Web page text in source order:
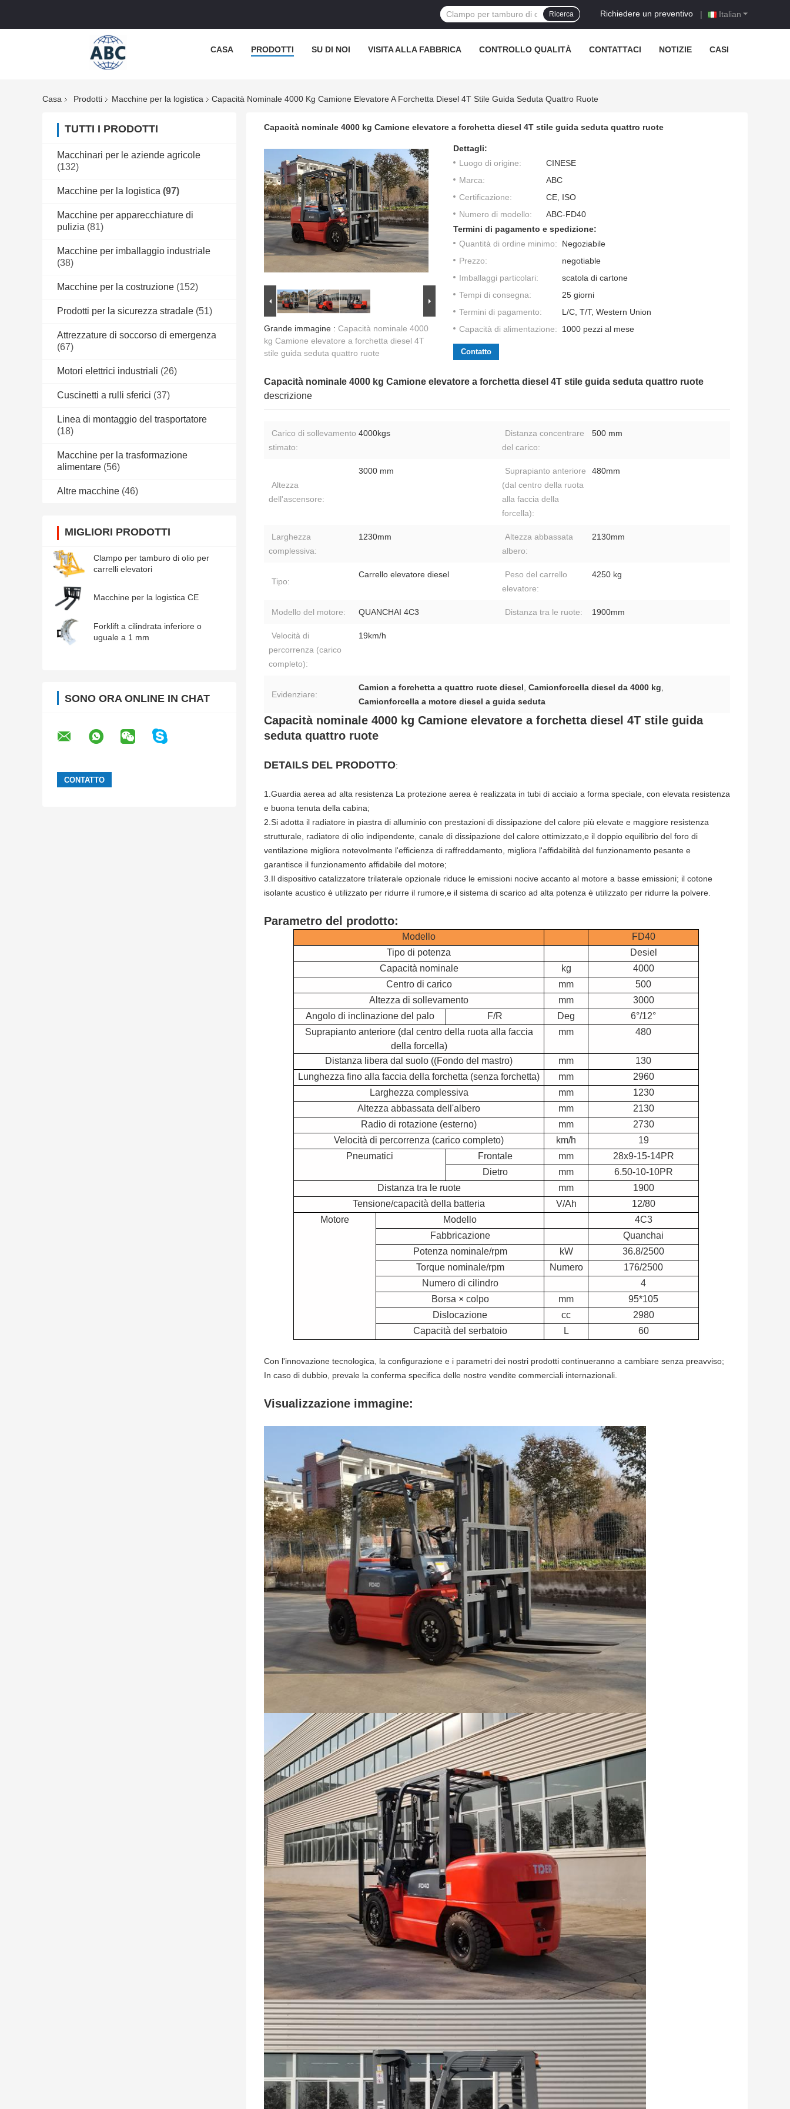
Italian
Richiedere un preventivo |
Ricerca
CASA PRODOTTI SU DI NOI VISITA ALLA FABBRICA CONTROLLO QUALITÀ CONTATTACI NOTIZIE CASI
Casa Prodotti Macchine per la logistica Capacità Nominale 4000 Kg Camione Elevatore A Forchetta Diesel 4T Stile Guida Seduta Quattro Ruote
TUTTI I PRODOTTI
Macchinari per le aziende agricole
(132)
Macchine per la logistica (97)
Macchine per apparecchiature di
pulizia (81)
Macchine per imballaggio industriale
(38)
Macchine per la costruzione (152)
Prodotti per la sicurezza stradale (51)
Attrezzature di soccorso di emergenza
(67)
Motori elettrici industriali (26)
Cuscinetti a rulli sferici (37)
Linea di montaggio del trasportatore
(18)
Macchine per la trasformazione
alimentare (56)
Altre macchine (46)
MIGLIORI PRODOTTI
Clampo per tamburo di olio per
carrelli elevatori
Macchine per la logistica CE
Forklift a cilindrata inferiore o
uguale a 1 mm
SONO ORA ONLINE IN CHAT
Capacità nominale 4000 kg Camione elevatore a forchetta diesel 4T stile guida seduta quattro ruote
Grande immagine : Capacità nominale 4000
kg Camione elevatore a forchetta diesel 4T
stile guida seduta quattro ruote
Dettagli:
Luogo di origine:
CINESE
Marca:
ABC
Certificazione:
CE, ISO
Numero di modello:
ABC-FD40
Termini di pagamento e spedizione:
Quantità di ordine minimo:
Negoziabile
Prezzo:
negotiable
Imballaggi particolari:
scatola di cartone
Tempi di consegna:
25 giorni
Termini di pagamento:
L/C, T/T, Western Union
Capacità di alimentazione:
1000 pezzi al mese
Contatto
Capacità nominale 4000 kg Camione elevatore a forchetta diesel 4T stile guida seduta quattro ruote
descrizione
Carico di sollevamento
stimato:
4000kgs
Distanza concentrare
del carico:
500 mm
Altezza
dell'ascensore:
3000 mm
Suprapianto anteriore
(dal centro della ruota
alla faccia della
forcella):
480mm
Larghezza
complessiva:
1230mm
Altezza abbassata
albero:
2130mm
Tipo:
Carrello elevatore diesel
Peso del carrello
elevatore:
4250 kg
Modello del motore: QUANCHAI 4C3 Distanza tra le ruote: 1900mm
Velocità di
percorrenza (carico
completo):
19km/h
Evidenziare:
Camion a forchetta a quattro ruote diesel, Camionforcella diesel da 4000 kg,
Camionforcella a motore diesel a guida seduta
Capacità nominale 4000 kg Camione elevatore a forchetta diesel 4T stile guida
seduta quattro ruote
DETAILS DEL PRODOTTO:
1.Guardia aerea ad alta resistenza La protezione aerea è realizzata in tubi di acciaio a forma speciale, con elevata resistenza
e buona tenuta della cabina;
2.Si adotta il radiatore in piastra di alluminio con prestazioni di dissipazione del calore più elevate e maggiore resistenza
strutturale, radiatore di olio indipendente, canale di dissipazione del calore ottimizzato,e il doppio equilibrio del foro di
ventilazione migliora notevolmente l'efficienza di raffreddamento, migliora l'affidabilità del funzionamento pesante e
garantisce il funzionamento affidabile del motore;
3.Il dispositivo catalizzatore trilaterale opzionale riduce le emissioni nocive accanto al motore a basse emissioni; il cotone
isolante acustico è utilizzato per ridurre il rumore,e il sistema di scarico ad alta potenza è utilizzato per ridurre la polvere.
Parametro del prodotto:
Modello
FD40
Tipo di potenza
Desiel
Capacità nominale
kg
4000
Centro di carico
mm
500
Altezza di sollevamento
mm
3000
Angolo di inclinazione del palo
F/R Deg
6°/12°
Suprapianto anteriore (dal centro della ruota alla faccia
della forcella)
mm 480
Distanza libera dal suolo ((Fondo del mastro) mm
130
Lunghezza fino alla faccia della forchetta (senza forchetta)
mm
2960
Larghezza complessiva
mm
1230
Altezza abbassata dell'albero
mm
2130
Radio di rotazione (esterno)
mm
2730
Velocità di percorrenza (carico completo)
km/h
19
Pneumatici
Frontale mm
28x9-15-14PR
Dietro
mm
6.50-10-10PR
Distanza tra le ruote
mm
1900
Tensione/capacità della batteria
V/Ah
12/80
Motore
Modello
4C3
Fabbricazione
Quanchai
Potenza nominale/rpm
kW
36.8/2500
Torque nominale/rpm
Numero
176/2500
Numero di cilindro
4
Borsa × colpo
mm
95*105
Dislocazione
cc
2980
Capacità del serbatoio
L 60
Con l'innovazione tecnologica, la configurazione e i parametri dei nostri prodotti continueranno a cambiare senza preavviso;
In caso di dubbio, prevale la conferma specifica delle nostre vendite commerciali internazionali.
Visualizzazione immagine: